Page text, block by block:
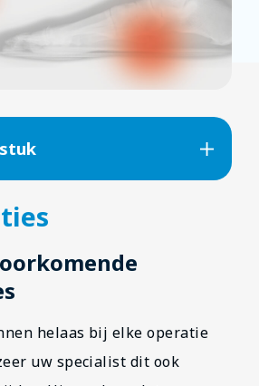
helaas bij elke operatie
uw specialist dit ook